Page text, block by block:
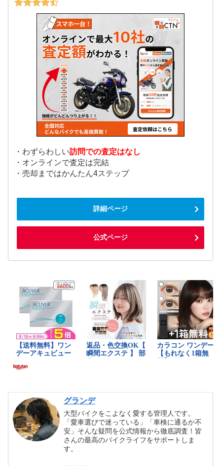
・わずらわしい訪問での査定はなし
・オンラインで査定は完結
・売却まではかんたん4ステップ
詳細ページ
公式ページ
グランデ
大型バイクをこよなく愛する管理人です。
「愛車選びで迷っている」「車検に通るか不
安」そんな疑問を公式情報から徹底調査！皆
さんの最高のバイクライフをサポートしま
す。